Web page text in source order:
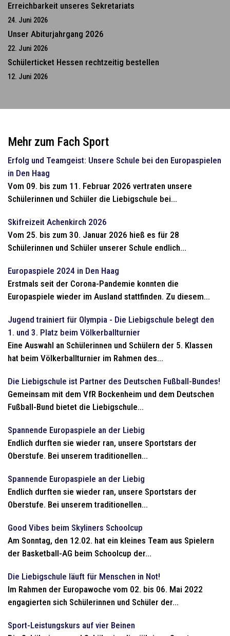
Erreichbarkeit unseres Sekretariats
24. Juni 2026
Unser Abiturjahrgang 2026
22. Juni 2026
Schülerticket Hessen rechtzeitig bestellen
12. Juni 2026
Mehr zum Fach Sport
Erfolg und Teamgeist: Unsere Schule bei den Europaspielen
in Den Haag
Vom 09. bis zum 11. Februar 2026 vertraten unsere
Schülerinnen und Schüler die Liebigschule bei...
Skifreizeit Achenkirch 2026
Vom 25. bis zum 30. Januar 2026 hieß es für 28
Schülerinnen und Schüler unserer Schule endlich...
Europaspiele 2024 in Den Haag
Erstmals seit der Corona-Pandemie konnten die
Europaspiele wieder im Ausland stattfinden. Zu diesem...
Jugend trainiert für Olympia - Die Liebigschule belegt den
1. und 3. Platz beim Völkerballturnier
Eine Auswahl an Schülerinnen und Schülern der 5. Klassen
hat beim Völkerballturnier im Rahmen des...
Die Liebigschule ist Partner des Deutschen Fußball-Bundes!
Gemeinsam mit dem VfR Bockenheim und dem Deutschen
Fußball-Bund bietet die Liebigschule...
Spannende Europaspiele an der Liebig
Endlich durften sie wieder ran, unsere Sportstars der
Oberstufe. Bei unserem traditionellen...
Spannende Europaspiele an der Liebig
Endlich durften sie wieder ran, unsere Sportstars der
Oberstufe. Bei unserem traditionellen...
Good Vibes beim Skyliners Schoolcup
Am Sonntag, den 12.02. hat ein kleines Team aus Spielern
der Basketball-AG beim Schoolcup der...
Die Liebigschule läuft für Menschen in Not!
Im Rahmen der Europawoche vom 02. bis 06. Mai 2022
engagierten sich Schülerinnen und Schüler der...
Sport-Leistungskurs auf vier Beinen